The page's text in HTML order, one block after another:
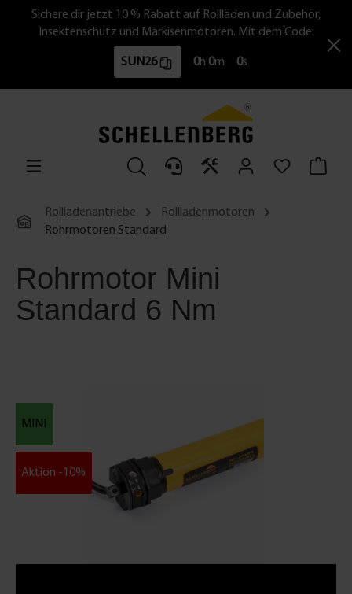
Sichere dir jetzt 10 % Rabatt auf Rollläden und Zubehör,
Insektenschutz und Markisenmotoren. Mit dem Code:
SUN26 0h 0m 0s
Rollladenantriebe
Rollladenmotoren
Rohrmotoren Standard
Rohrmotor Mini
Standard 6 Nm
MINI
Aktion -10%